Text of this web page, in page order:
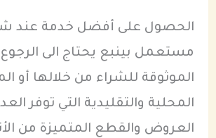
الحصول على أفضل خدمة عند
مستعمل بينبع يحتاج الى الرجوع
الموثوقة للشراء من خلالها أو
المحلية والتقليدية التي توفر
العروض والقطع المتميزة من